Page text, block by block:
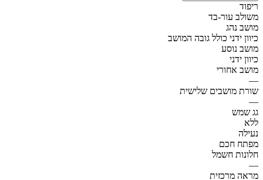
ריפוד
משולב עור-בד
מושב נהג
כיוון ידני כולל גובה המושב
מושב נוסע
כיוון ידני
מושב אחורי
—
שורת מושבים שלישית
—
גג שמש
ללא
נעילה
מפתח חכם
חלונות חשמל
—
מראה מרכזית